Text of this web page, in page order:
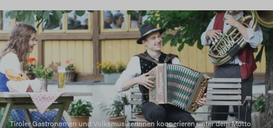
Tiroler Gastronomen und VolksmusikerInnen kooperieren unter dem Motto